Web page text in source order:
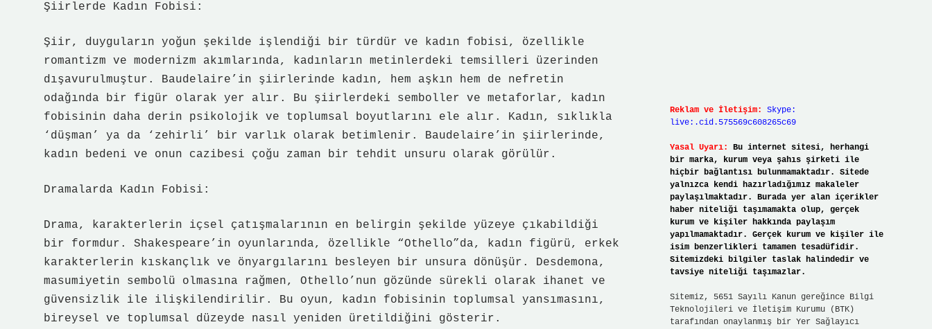
Şiirlerde Kadın Fobisi:
Şiir, duyguların yoğun şekilde işlendiği bir türdür ve kadın fobisi, özellikle
romantizm ve modernizm akımlarında, kadınların metinlerdeki temsilleri üzerinden
dışavurulmuştur. Baudelaire’in şiirlerinde kadın, hem aşkın hem de nefretin
odağında bir figür olarak yer alır. Bu şiirlerdeki semboller ve metaforlar, kadın
fobisinin daha derin psikolojik ve toplumsal boyutlarını ele alır. Kadın, sıklıkla
‘düşman’ ya da ‘zehirli’ bir varlık olarak betimlenir. Baudelaire’in şiirlerinde,
kadın bedeni ve onun cazibesi çoğu zaman bir tehdit unsuru olarak görülür.
Dramalarda Kadın Fobisi:
Drama, karakterlerin içsel çatışmalarının en belirgin şekilde yüzeye çıkabildiği
bir formdur. Shakespeare’in oyunlarında, özellikle “Othello”da, kadın figürü, erkek
karakterlerin kıskançlık ve önyargılarını besleyen bir unsura dönüşür. Desdemona,
masumiyetin sembolü olmasına rağmen, Othello’nun gözünde sürekli olarak ihanet ve
güvensizlik ile ilişkilendirilir. Bu oyun, kadın fobisinin toplumsal yansımasını,
bireysel ve toplumsal düzeyde nasıl yeniden üretildiğini gösterir.
Reklam ve İletişim:
Skype:
live:.cid.575569c608265c69
Yasal Uyarı:
Bu internet sitesi, herhangi
bir marka, kurum veya şahıs şirketi ile
hiçbir bağlantısı bulunmamaktadır. Sitede
yalnızca kendi hazırladığımız makaleler
paylaşılmaktadır. Burada yer alan içerikler
haber niteliği taşımamakta olup, gerçek
kurum ve kişiler hakkında paylaşım
yapılmamaktadır. Gerçek kurum ve kişiler ile
isim benzerlikleri tamamen tesadüfidir.
Sitemizdeki bilgiler taslak halindedir ve
tavsiye niteliği taşımazlar.
Sitemiz, 5651 Sayılı Kanun gereğince Bilgi
Teknolojileri ve İletişim Kurumu (BTK)
tarafından onaylanmış bir Yer Sağlayıcı